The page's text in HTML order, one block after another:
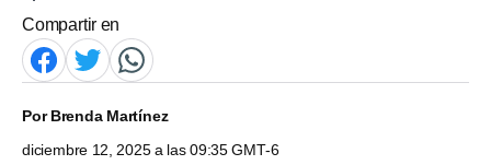
Compartir en
PorBrenda Martínez
diciembre 12, 2025 a las 09:35 GMT-6